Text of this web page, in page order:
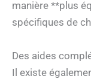
manière **plus
spécifiques de
Des aides
Il existe